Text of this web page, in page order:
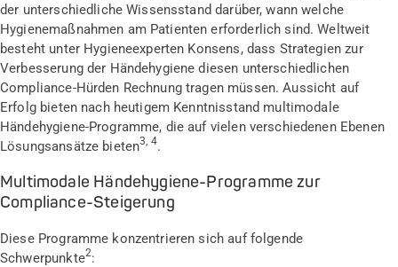
der unterschiedliche Wissensstand darüber, wann welche
Hygienemaßnahmen am Patienten erforderlich sind. Weltweit
besteht unter Hygieneexperten Konsens, dass Strategien zur
Verbesserung der Händehygiene diesen unterschiedlichen
Compliance-Hürden Rechnung tragen müssen. Aussicht auf
Erfolg bieten nach heutigem Kenntnisstand multimodale
Händehygiene-Programme, die auf vielen verschiedenen Ebenen
Lösungsansätze bieten3, 4.
Multimodale Händehygiene-Programme zur
Compliance-Steigerung
Diese Programme konzentrieren sich auf folgende
Schwerpunkte2: